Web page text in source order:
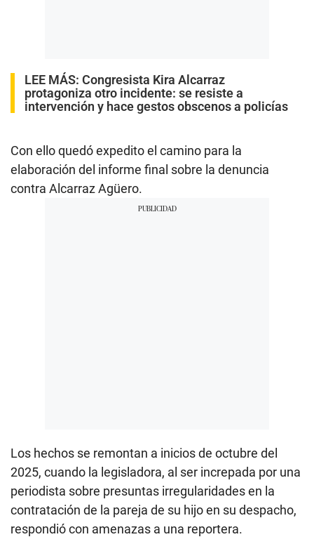
LEE MÁS: Congresista Kira Alcarraz
protagoniza otro incidente: se resiste a
intervención y hace gestos obscenos a policías
Con ello quedó expedito el camino para la
elaboración del informe final sobre la denuncia
contra Alcarraz Agüero.
Los hechos se remontan a inicios de octubre del
2025, cuando la legisladora, al ser increpada por una
periodista sobre presuntas irregularidades en la
contratación de la pareja de su hijo en su despacho,
respondió con amenazas a una reportera.